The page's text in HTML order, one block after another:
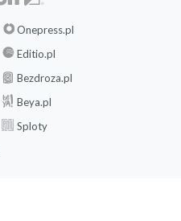
Onepress.pl
Editio.pl
Bezdroza.pl
Beya.pl
Sploty